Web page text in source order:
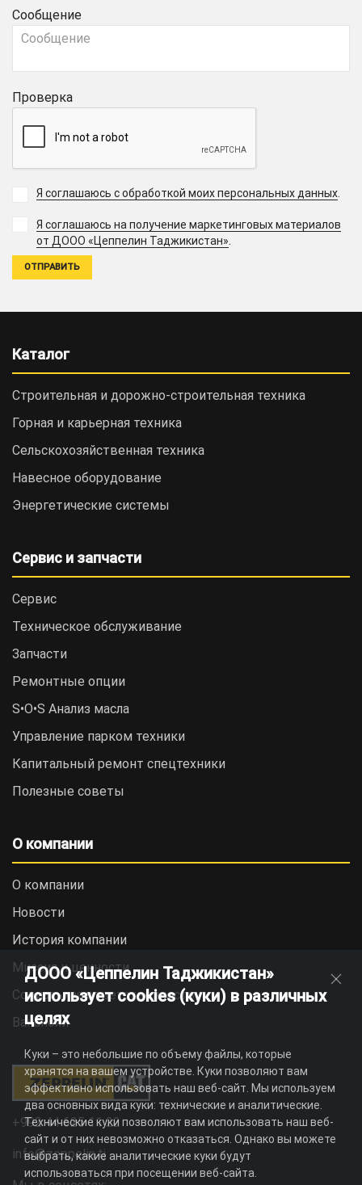
Сообщение
Проверка
Я соглашаюсь с обработкой моих персональных данных.
Я соглашаюсь на получение маркетинговых материалов
от ДООО «Цеппелин Таджикистан».
Каталог
Строительная и дорожно-cтроительная техника
Горная и карьерная техника
Сельскохозяйственная техника
Навесное оборудование
Энергетические системы
Сервис и запчасти
Сервис
Техническое обслуживание
Запчасти
Ремонтные опции
S•O•S Анализ масла
Управление парком техники
Капитальный ремонт спецтехники
Полезные советы
О компании
О компании
Новости
История компании
Миссия и ценности
Социальная ответственность
Вакансии
+992 44 625 11 22
info@zeppelin.tj
ДООО «Цеппелин Таджикистан»
использует cookies (куки) в различных
целях
Куки – это небольшие по объему файлы, которые
хранятся на вашем устройстве. Куки позволяют вам
эффективно использовать наш веб-сайт. Мы используем
два основных вида куки: технические и аналитические.
Технические куки позволяют вам использовать наш веб-
сайт и от них невозможно отказаться. Однако вы можете
выбрать, какие аналитические куки будут
использоваться при посещении веб-сайта.